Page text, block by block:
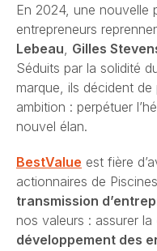
En 2024, une nouvelle
entrepreneurs
Lebeau, Gilles
Séduits par la solidité
marque, ils décident de
ambition : perpétuer
nouvel élan.
BestValue est fière
actionnaires de
transmission
nos valeurs : assurer la
développement des